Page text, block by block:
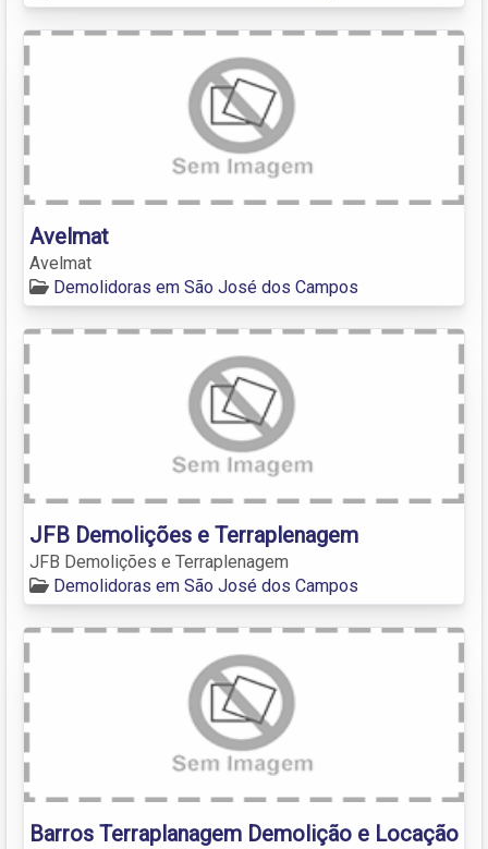
Avelmat
Avelmat
Demolidoras em São José dos Campos
JFB Demolições e Terraplenagem
JFB Demolições e Terraplenagem
Demolidoras em São José dos Campos
Barros Terraplanagem Demolição e Locação